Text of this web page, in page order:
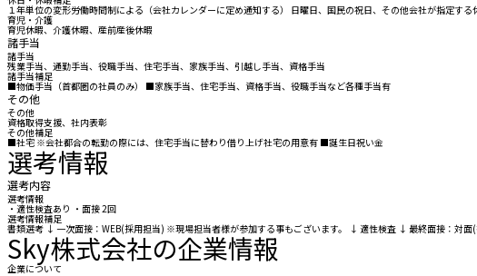
１年単位の変形労働時間制による（会社カレンダーに定め通知する） 日曜日、国民の祝日、その他会社が指定
育児・介護
育児休暇、介護休暇、産前産後休暇
諸手当
諸手当
残業手当、通勤手当、役職手当、住宅手当、家族手当、引越し手当、資格手当
諸手当補足
■物価手当（首都圏の社員のみ） ■家族手当、住宅手当、資格手当、役職手当など各種手当有
その他
その他
資格取得支援、社内表彰
その他補足
■社宅 ※会社都合の転勤の際には、住宅手当に替わり借り上げ社宅の用意有 ■誕生日祝い金
選考情報
選考内容
選考情報
・適性検査あり ・面接 2回
選考情報補足
書類選考 ↓ 一次面接：WEB(採用担当) ※現場担当者様が参加する事もございます。 ↓ 適性検査 ↓ 最終面接：対
Sky株式会社の企業情報
企業について